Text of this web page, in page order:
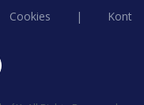
Cookies |